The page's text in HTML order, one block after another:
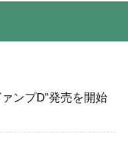
ンプD”発売を開始